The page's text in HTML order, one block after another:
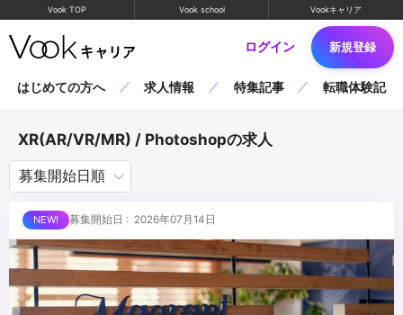
Vook TOP Vook school Vookキャリア
ログイン 新規登録
はじめての方へ 求人情報 特集記事 転職体験記
XR(AR/VR/MR) / Photoshopの求人
募集開始日 : 2026年07月14日